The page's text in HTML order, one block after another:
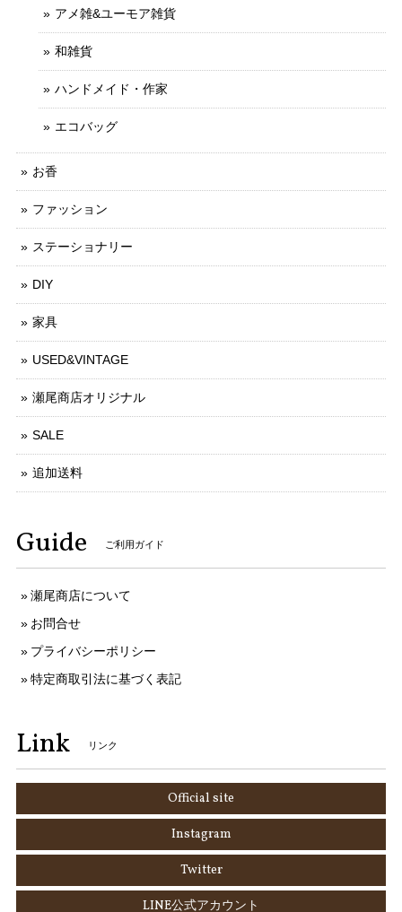
アメ雑&ユーモア雑貨
和雑貨
ハンドメイド・作家
エコバッグ
お香
ファッション
ステーショナリー
DIY
家具
USED&VINTAGE
瀬尾商店オリジナル
SALE
追加送料
Guide ご利用ガイド
瀬尾商店について
お問合せ
プライバシーポリシー
特定商取引法に基づく表記
Link リンク
Official site
Instagram
Twitter
LINE公式アカウント